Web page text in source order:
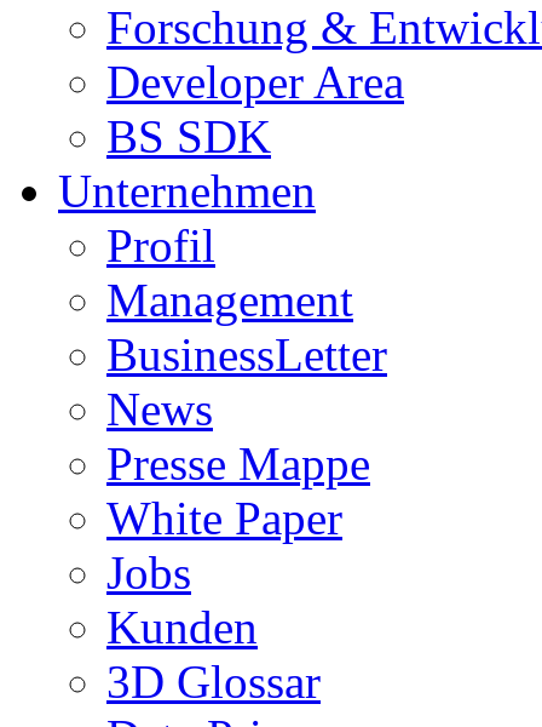
Forschung &
Developer Area
BS SDK
Unternehmen
Profil
Management
BusinessLetter
News
Presse Mappe
White Paper
Jobs
Kunden
3D Glossar